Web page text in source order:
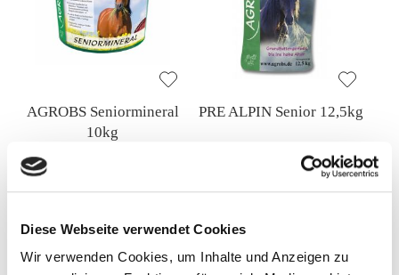
Diese Webseite verwendet Cookies
Wir verwenden Cookies, um Inhalte und Anzeigen zu
AGROBS Seniormineral
10kg
106,50 €
PRE ALPIN Senior 12,5kg
18,80 €